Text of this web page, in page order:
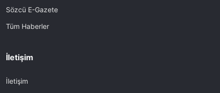
Sözcü E-Gazete
Tüm Haberler
İletişim
İletişim